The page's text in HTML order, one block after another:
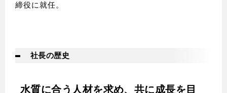
締役に就任。
社長の歴史
水質に合う人材を求め、共に成長を目